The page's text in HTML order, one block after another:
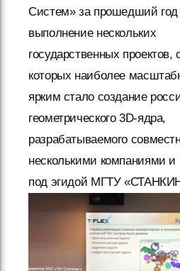
Систем» за прошедший год
выполнение нескольких
государственных проектов,
которых наиболее
ярким стало создание
геометрического 3D-ядра,
разрабатываемого
несколькими компаниями
под эгидой МГТУ